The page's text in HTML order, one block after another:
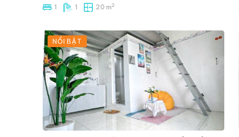
1 1 20 m2
NỔI BẬT